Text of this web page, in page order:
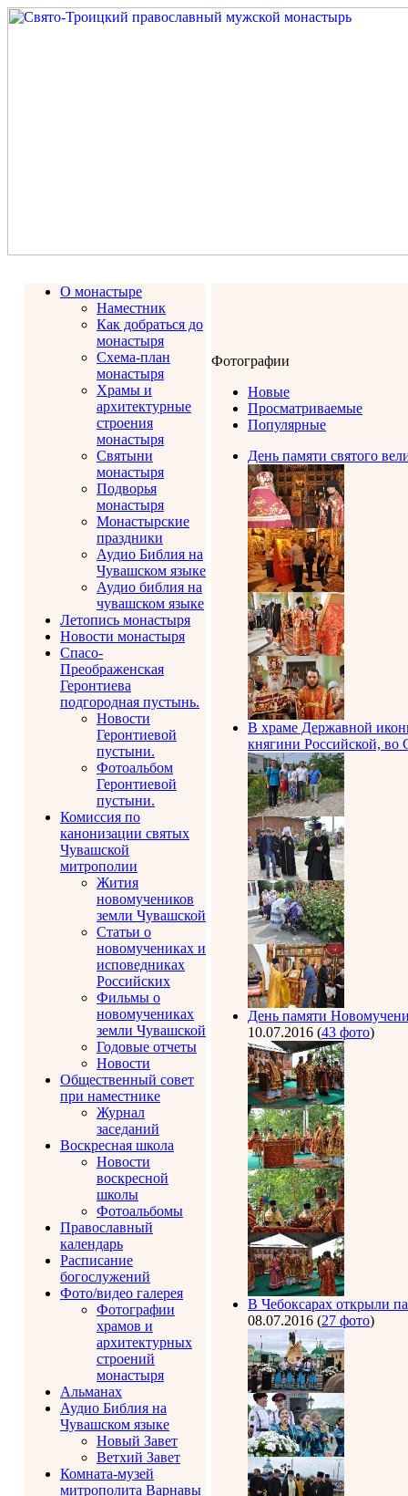
О монастыре
Наместник
Как добраться до
монастыря
Схема-план
монастыря
Храмы и
архитектурные
строения
монастыря
Святыни
монастыря
Подворья
монастыря
Монастырские
праздники
Аудио Библия на
Чувашском языке
Аудио библия на
чувашском языке
Летопись монастыря
Новости монастыря
Спасо-
Преображенская
Геронтиева
подгородная пустынь.
Новости
Геронтиевой
пустыни.
Фотоальбом
Геронтиевой
пустыни.
Комиссия по
канонизации святых
Чувашской
митрополии
Жития
новомучеников
земли Чувашской
Статьи о
новомучениках и
исповедниках
Российских
Фильмы о
новомучениках
земли Чувашской
Годовые отчеты
Новости
Общественный совет
при наместнике
Журнал
заседаний
Воскресная школа
Новости
воскресной
школы
Фотоальбомы
Православный
календарь
Расписание
богослужений
Фото/видео галерея
Фотографии
храмов и
архитектурных
строений
монастыря
Альманах
Аудио Библия на
Чувашском языке
Новый Завет
Ветхий Завет
Комната-музей
митрополита Варнавы
Фотографии
Новые
Просматриваемые
Популярные
День памяти святого
В храме Державной
княгини Российской,
День памяти
10.07.2016 (43 фото)
В Чебоксарах открыли
08.07.2016 (27 фото)